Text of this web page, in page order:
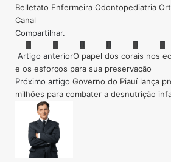
Belletato Enfermeira Odontopediatria
Canal
Compartilhar.
FacebookTwitter PinterestLinkedInTumblr
Artigo anteriorO papel dos corais nos
e os esforços para sua preservação
Próximo artigo Governo do Piauí lança
milhões para combater a desnutrição